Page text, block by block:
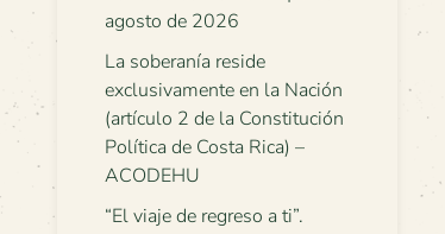
agosto de 2026
La soberanía reside
exclusivamente en la Nación
(artículo 2 de la Constitución
Política de Costa Rica) –
ACODEHU
“El viaje de regreso a ti”.